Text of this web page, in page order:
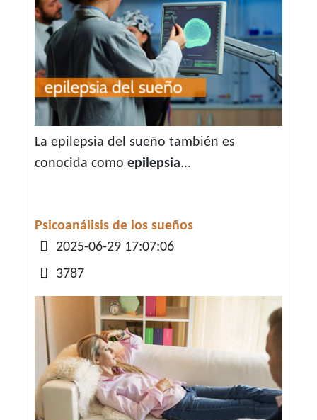
La epilepsia del sueño también es
conocida como epilepsia...
Psicoanálisis de los sueños
Detalles
2025-06-29 17:07:06
3787